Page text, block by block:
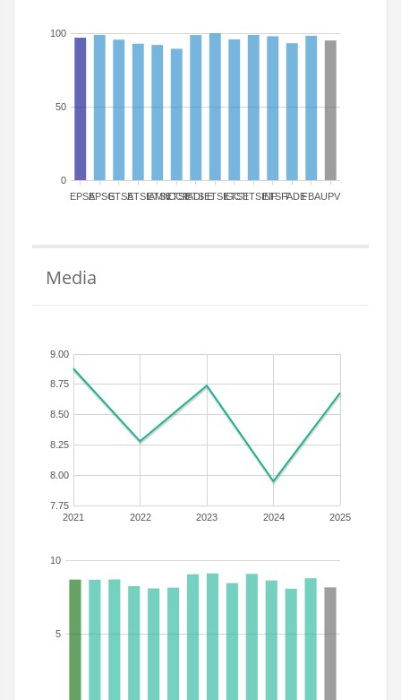
EPSAEPSGETSAETSIAMN
ETSICCP
ETSIADI
ETSIEETSIGCT
ETSIIETSINFETSITFADEFBAUPV
0
50
100
Media
2021 2022 2023 2024 2025
7.75
8.00
8.25
8.50
8.75
9.00
5
10